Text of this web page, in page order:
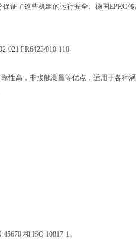
证了这些机组的运行安全。德国EPRO
021 PR6423/010-110
高，非接触测量等优点，适用于各种
和 ISO 10817-1。